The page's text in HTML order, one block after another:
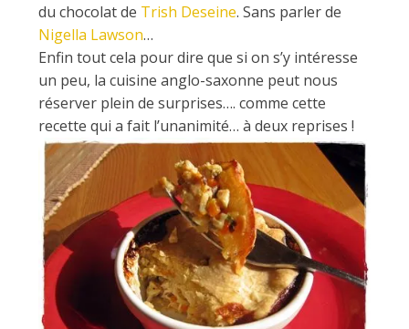
du chocolat de Trish Deseine. Sans parler de
Nigella Lawson…
Enfin tout cela pour dire que si on s’y intéresse
un peu, la cuisine anglo-saxonne peut nous
réserver plein de surprises…. comme cette
recette qui a fait l’unanimité… à deux reprises !